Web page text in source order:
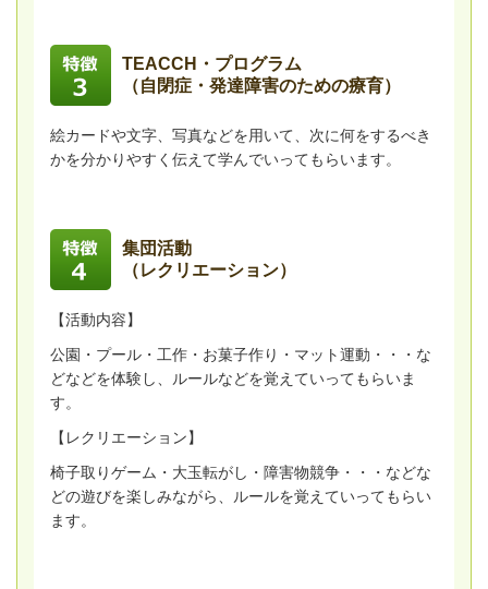
TEACCH・プログラム
（自閉症・発達障害のための療育）
絵カードや文字、写真などを用いて、次に何をするべき
かを分かりやすく伝えて学んでいってもらいます。
集団活動
（レクリエーション）
【活動内容】
公園・プール・工作・お菓子作り・マット運動・・・な
どなどを体験し、ルールなどを覚えていってもらいま
す。
【レクリエーション】
椅子取りゲーム・大玉転がし・障害物競争・・・などな
どの遊びを楽しみながら、ルールを覚えていってもらい
ます。